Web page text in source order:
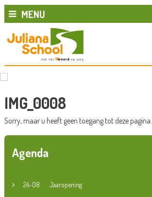
MENU
IMG_0008
Sorry, maar u heeft geen toegang tot deze pagina.
Agenda
24-08 Jaaropening